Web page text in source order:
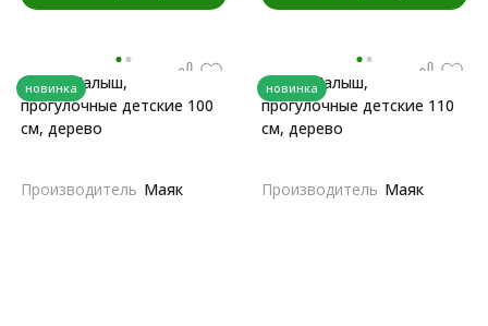
новинка
Лыжи Малыш,
прогулочные детские 100
см, дерево
Производитель Маяк
новинка
Лыжи Малыш,
прогулочные детские 110
см, дерево
Производитель Маяк